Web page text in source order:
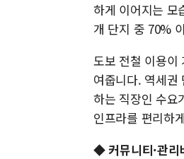
하게 이어지는 모
개 단지 중 70%
도보 전철 이용이
여줍니다. 역세권
하는 직장인 수요
인프라를 편리하
◆ 커뮤니티·관